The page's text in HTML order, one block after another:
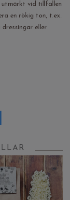
utmärkt vid tillfällen
en rökig ton, t.ex.
eller